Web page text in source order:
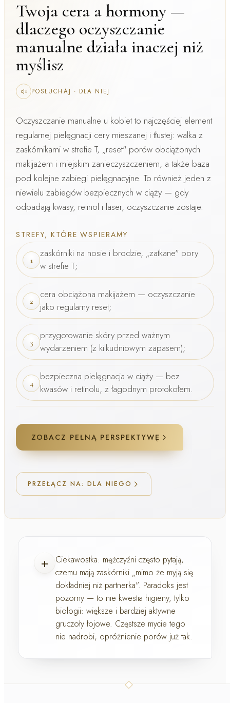
Twoja cera a hormony —
dlaczego oczyszczanie
manualne działa inaczej niż
myślisz
POSŁUCHAJ · DLA NIEJ
Oczyszczanie manualne u kobietto najczęściej element
regularnej pielęgnacji cery mieszanej i tłustej: walka z
zaskórnikami w strefie T, „reset" porów obciążonych
makijażem i miejskim zanieczyszczeniem, a także baza
pod kolejne zabiegi pielęgnacyjne. To również jeden z
niewielu zabiegów bezpiecznych w ciąży — gdy
odpadają kwasy, retinol i laser, oczyszczanie zostaje.
STREFY, KTÓRE WSPIERAMY
1
zaskórniki na nosie i brodzie, „zatkane" pory
w strefie T;
2
cera obciążona makijażem — oczyszczanie
jako regularny reset;
3
przygotowanie skóry przed ważnym
wydarzeniem (z kilkudniowym zapasem);
4
bezpieczna pielęgnacja w ciąży — bez
kwasów i retinolu, z łagodnym protokołem.
ZOBACZ PEŁNĄ PERSPEKTYWĘ
PRZEŁĄCZ NA: DLA NIEGO
+ Ciekawostka: mężczyźni często pytają,
czemu mają zaskórniki „mimo że myją się
dokładniej niż partnerka". Paradoks jest
pozorny — to nie kwestia higieny, tylko
biologii: większe i bardziej aktywne
gruczoły łojowe. Częstsze mycie tego
nie nadrobi; opróżnienie porów już tak.